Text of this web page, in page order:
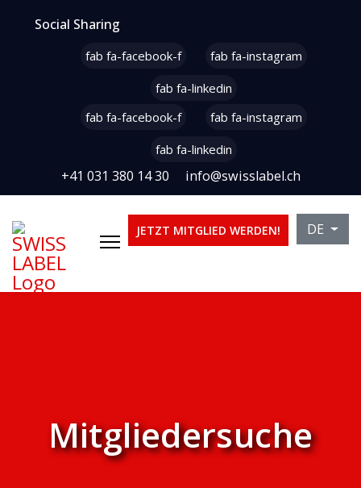
Social Sharing
fab fa-facebook-f
fab fa-instagram
fab fa-linkedin
fab fa-facebook-f
fab fa-instagram
fab fa-linkedin
+41 031 380 14 30 info@swisslabel.ch
JETZT MITGLIED WERDEN! DE
Mitgliedersuche